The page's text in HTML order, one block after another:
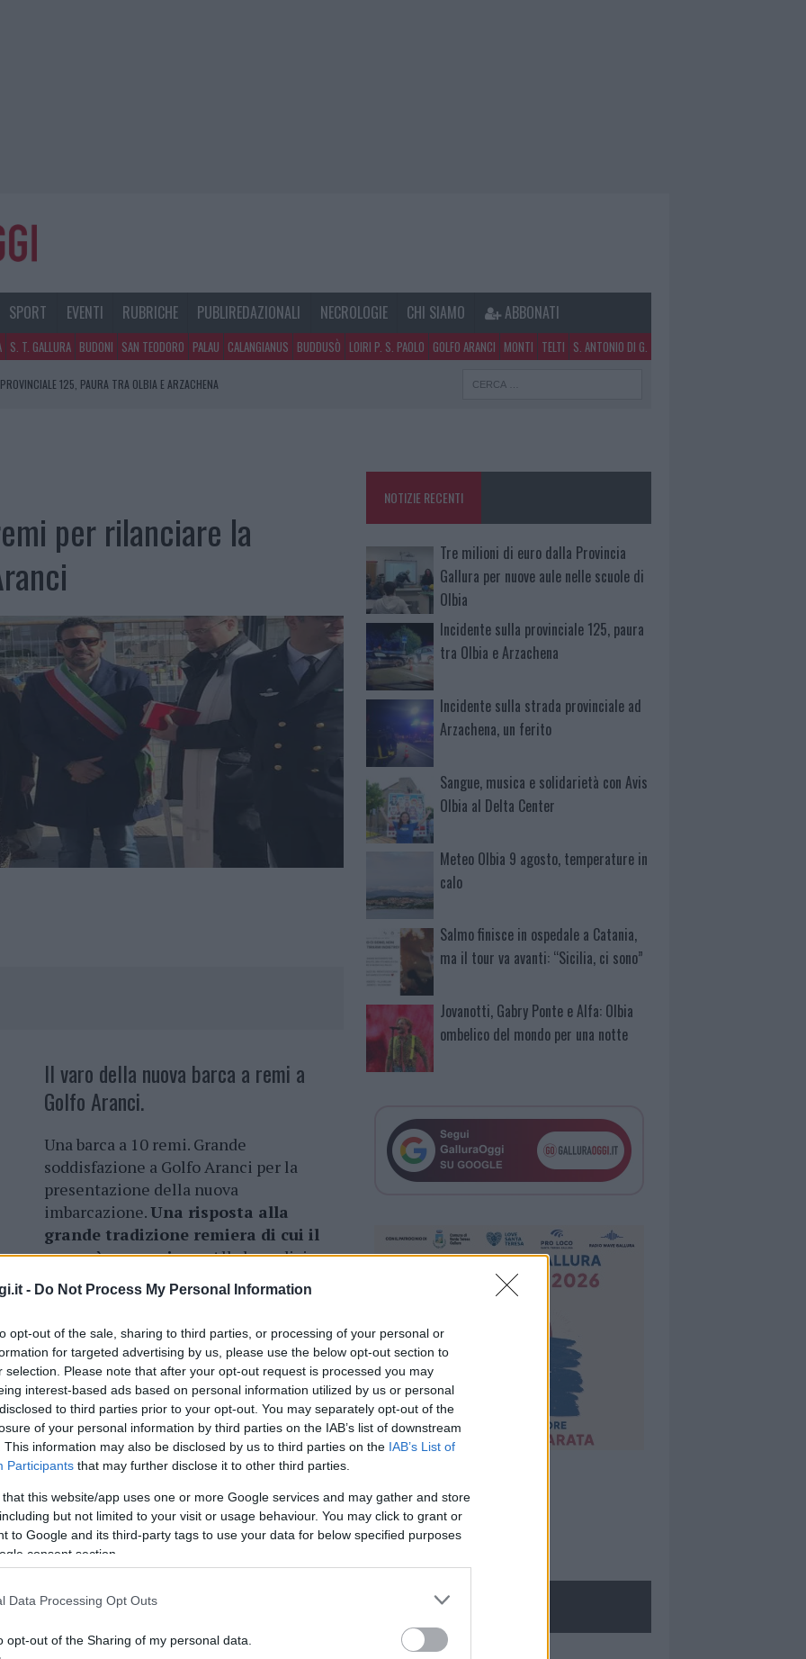
- Do Not Process My Personal Information
opt-out of the sale, sharing to third parties, or processing of your personal or
for targeted advertising by us, please use the below opt-out section to
selection. Please note that after your opt-out request is processed you may
interest-based ads based on personal information utilized by us or personal
to third parties prior to your opt-out. You may separately opt-out of the
of your personal information by third parties on the IAB’s list of downstream
This information may also be disclosed by us to third parties on the IAB’s List of
Participants that may further disclose it to other third parties.
that this website/app uses one or more Google services and may gather and store
but not limited to your visit or usage behaviour. You may click to grant or
to Google and its third-party tags to use your data for below specified purposes
consent section.
Data Processing Opt Outs
opt-out of the Sharing of my personal data.
SPORT EVENTI RUBRICHE PUBLIREDAZIONALI NECROLOGIE CHI SIAMO ABBONATI
S. T. GALLURA BUDONI SAN TEODORO PALAU CALANGIANUS BUDDUSÒ LOIRI P. S. PAOLO GOLFO ARANCI MONTI TELTI S. ANTONIO DI G.
125, PAURA TRA OLBIA E ARZACHENA
IN CALO
per rilanciare la
Il varo della nuova barca a remi a
Golfo Aranci.
Una barca a 10 remi. Grande
soddisfazione a Golfo Aranci per la
presentazione della nuova
imbarcazione.Una risposta alla
grande tradizione remiera di cui il
paese è espressione.Alla benedizione
del parroco don Dario, insieme al
sindaco Giuseppe Fasolino e al
consigliere comunale Paolo Madeddu, è
e la remata del gruppo di vogatori locali.
reso possibile grazie all’impegno
e alla collaborazione di tanti cittadini e
adesso si apre una sfida ancora più
tradizione remiera in Sardegna.
i tuoi video e le tue foto
+39 345 356 7512
NOTIZIE RECENTI
Tre milioni di euro dalla Provincia
Gallura per nuove aule nelle scuole di
Olbia
Incidente sulla provinciale 125, paura
tra Olbia e Arzachena
Incidente sulla strada provinciale ad
Arzachena, un ferito
Sangue, musica e solidarietà con Avis
Olbia al Delta Center
Meteo Olbia 9 agosto, temperature in
calo
Salmo finisce in ospedale a Catania,
ma il tour va avanti: “Sicilia, ci sono”
Jovanotti, Gabry Ponte e Alfa: Olbia
ombelico del mondo per una notte
NECROLOGIE